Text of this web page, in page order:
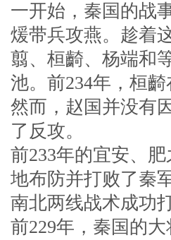
一开始，秦国的战
煖带兵攻燕。趁着
翦、桓齮、杨端和
池。前234年，桓
然而，赵国并没有
了反攻。
前233年的宜安、
地布防并打败了秦
南北两线战术成功
前229年，秦国的